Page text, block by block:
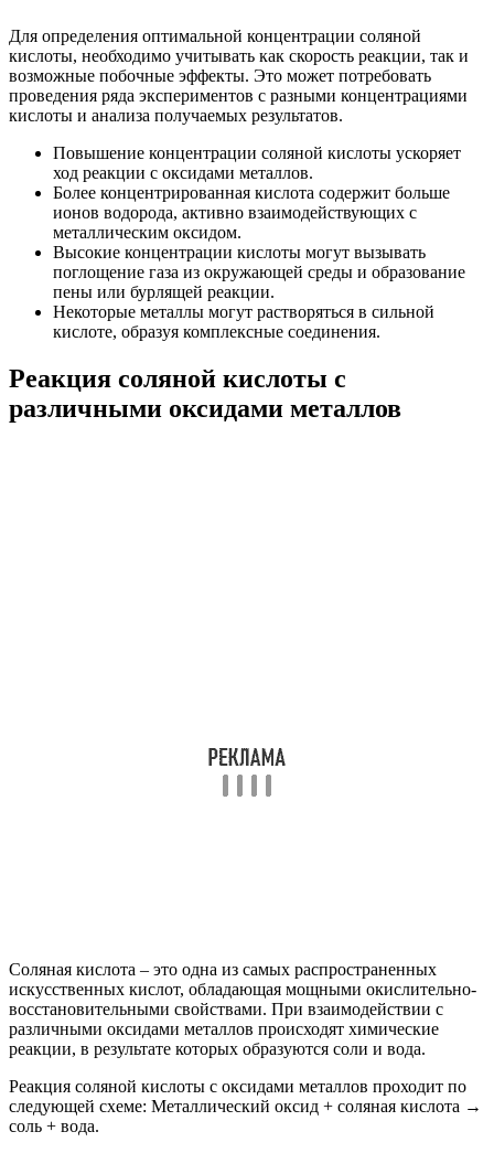
Для определения оптимальной концентрации соляной
кислоты, необходимо учитывать как скорость реакции, так и
возможные побочные эффекты. Это может потребовать
проведения ряда экспериментов с разными концентрациями
кислоты и анализа получаемых результатов.
Повышение концентрации соляной кислоты ускоряет
ход реакции с оксидами металлов.
Более концентрированная кислота содержит больше
ионов водорода, активно взаимодействующих с
металлическим оксидом.
Высокие концентрации кислоты могут вызывать
поглощение газа из окружающей среды и образование
пены или бурлящей реакции.
Некоторые металлы могут растворяться в сильной
кислоте, образуя комплексные соединения.
Реакция соляной кислоты с
различными оксидами металлов
Соляная кислота – это одна из самых распространенных
искусственных кислот, обладающая мощными окислительно-
восстановительными свойствами. При взаимодействии с
различными оксидами металлов происходят химические
реакции, в результате которых образуются соли и вода.
Реакция соляной кислоты с оксидами металлов проходит по
следующей схеме: Металлический оксид + соляная кислота →
соль + вода.